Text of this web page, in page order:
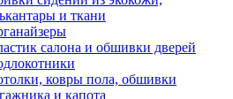
и ткани
салона и обшивки дверей
ковры пола, обшивки
и капота